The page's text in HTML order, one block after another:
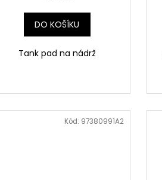
DO KOŠÍKU
Tank pad na nádrž
Kód: 97380991A2